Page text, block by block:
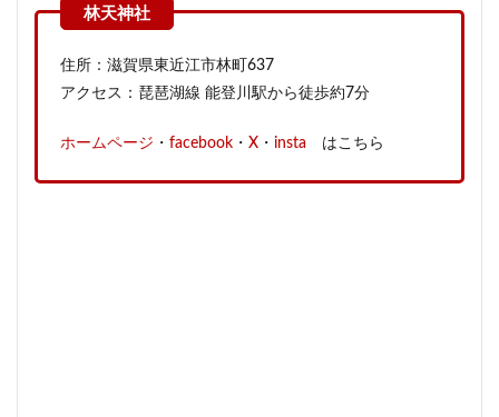
住所：滋賀県東近江市林町637
アクセス：琵琶湖線 能登川駅から徒歩約7分
ホームページ ・ facebook ・ X ・ insta はこちら